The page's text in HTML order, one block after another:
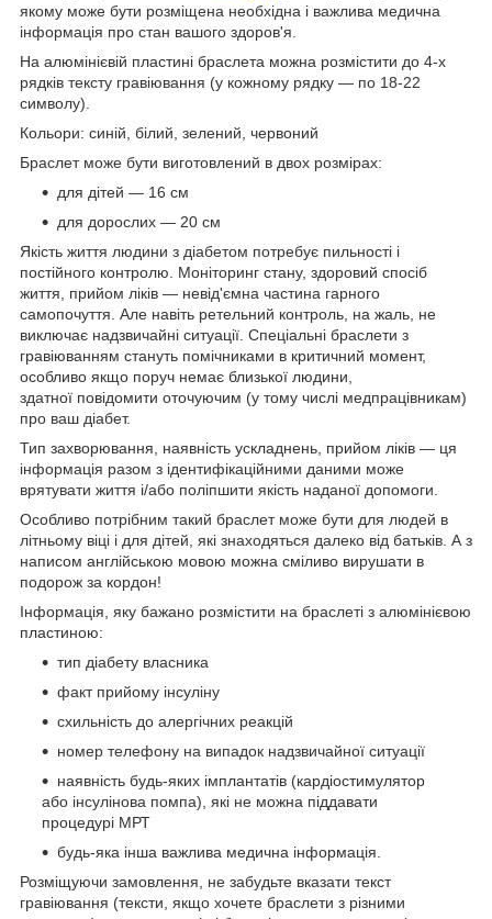
якому може бути розміщена необхідна і важлива медична
інформація про стан вашого здоров'я.
На алюмінієвій пластині браслета можна розмістити до 4-х
рядків тексту гравіювання (у кожному рядку — по 18-22
символу).
Кольори: синій, білий, зелений, червоний
Браслет може бути виготовлений в двох розмірах:
для дітей — 16 см
для дорослих — 20 см
Якість життя людини з діабетом потребує пильності і
постійного контролю. Моніторинг стану, здоровий спосіб
життя, прийом ліків — невід'ємна частина гарного
самопочуття. Але навіть ретельний контроль, на жаль, не
виключає надзвичайні ситуації. Спеціальні браслети з
гравіюванням стануть помічниками в критичний момент,
особливо якщо поруч немає близької людини,
здатної повідомити оточуючим (у тому числі медпрацівникам)
про ваш діабет.
Тип захворювання, наявність ускладнень, прийом ліків — ця
інформація разом з ідентифікаційними даними може
врятувати життя і/або поліпшити якість наданої допомоги.
Особливо потрібним такий браслет може бути для людей в
літньому віці і для дітей, які знаходяться далеко від батьків. А з
написом англійською мовою можна сміливо вирушати в
подорож за кордон!
Інформація, яку бажано розмістити на браслеті з алюмінієвою
пластиною:
тип діабету власника
факт прийому інсуліну
схильність до алергічних реакцій
номер телефону на випадок надзвичайної ситуації
наявність будь-яких імплантатів (кардіостимулятор
або інсулінова помпа), які не можна піддавати
процедурі МРТ
будь-яка інша важлива медична інформація.
Розміщуючи замовлення, не забудьте вказати текст
гравіювання (тексти, якщо хочете браслети з різними